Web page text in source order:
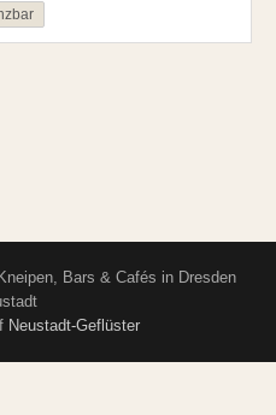
Bars & Cafés in Dresden
Neustadt-Geflüster